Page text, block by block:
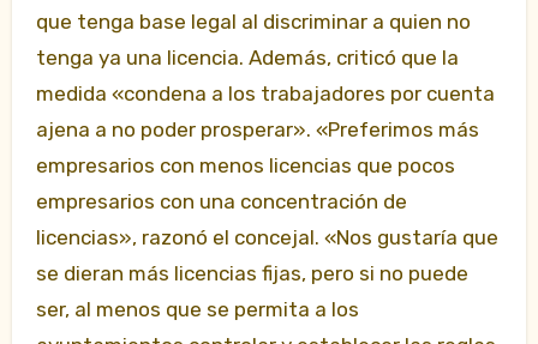
que tenga base legal al discriminar a quien no
tenga ya una licencia. Además, criticó que la
medida «condena a los trabajadores por cuenta
ajena a no poder prosperar». «Preferimos más
empresarios con menos licencias que pocos
empresarios con una concentración de
licencias», razonó el concejal. «Nos gustaría que
se dieran más licencias fijas, pero si no puede
ser, al menos que se permita a los